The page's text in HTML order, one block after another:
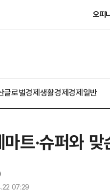
오피
글로벌경제생활경제경제일반
트·슈퍼와
07:29